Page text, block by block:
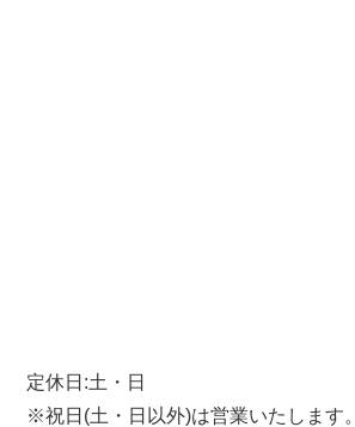
定休日:土・日
※祝日(土・日以外)は営業いたします。